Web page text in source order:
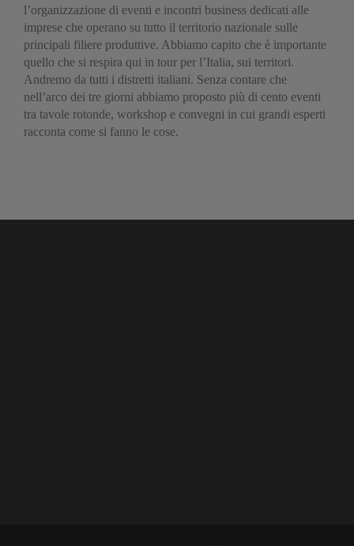
l’organizzazione di eventi e incontri business dedicati alle
imprese che operano su tutto il territorio nazionale sulle
principali filiere produttive. Abbiamo capito che è importante
quello che si respira qui in tour per l’Italia, sui territori.
Andremo da tutti i distretti italiani. Senza contare che
nell’arco dei tre giorni abbiamo proposto più di cento eventi
tra tavole rotonde, workshop e convegni in cui grandi esperti
racconta come si fanno le cose.